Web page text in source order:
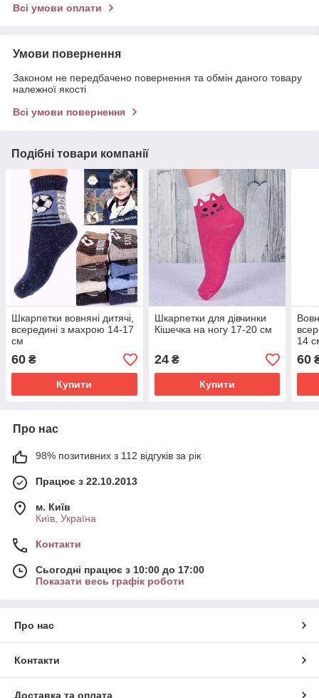
Всі умови оплати
Умови повернення
Законом не передбачено повернення та обмін даного товару
належної якості
Всі умови повернення
Подібні товари компанії
Шкарпетки вовняні дитячі,
всередині з махрою 14-17
см
60 ₴
Купити
Шкарпетки для дівчинки
Кішечка на ногу 17-20 см
24₴
Купити
14
60
Про нас
98% позитивних з 112 відгуків за рік
Працює з 22.10.2013
м. Київ
Київ, Україна
Контакти
Сьогодні працює з 10:00 до 17:00
Показати весь графік роботи
Про нас
Контакти
Доставка та оплата